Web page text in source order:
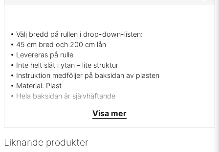
Liknande produkter
• Välj bredd på rullen i drop-down-listen:
• 45 cm bred och 200 cm lån
• Levereras på rulle
• Inte helt slät i ytan – lite struktur
• Instruktion medföljer på baksidan av plasten
• Material: Plast
• Hela baksidan är självhäftande
• Lätt att torka av
• Endast för inomhus-bruk
• Ångrar du dig går den att ta bort igen (kan vara svårt om
Visa mer